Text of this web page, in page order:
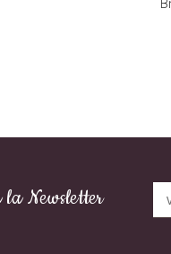
Newsletter